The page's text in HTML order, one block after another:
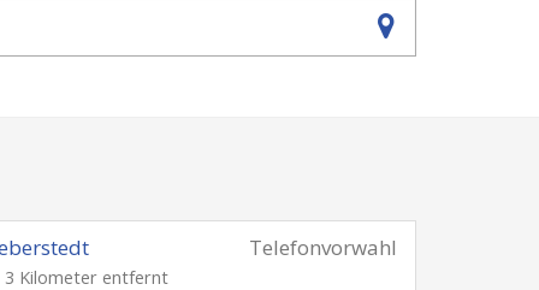
Telefonvorwahl
3 Kilometer entfernt